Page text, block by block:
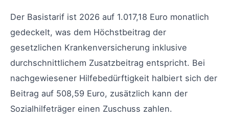
Der Basistarif ist 2026 auf 1.017,18 Euro monatlich
gedeckelt, was dem Höchstbeitrag der
gesetzlichen Krankenversicherung inklusive
durchschnittlichem Zusatzbeitrag entspricht. Bei
nachgewiesener Hilfebedürftigkeit halbiert sich der
Beitrag auf 508,59 Euro, zusätzlich kann der
Sozialhilfeträger einen Zuschuss zahlen.